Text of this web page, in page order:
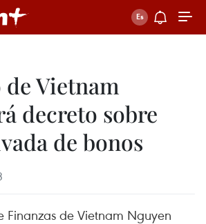
Vietnam
decreto sobre
de bonos
Finanzas de Vietnam Nguyen